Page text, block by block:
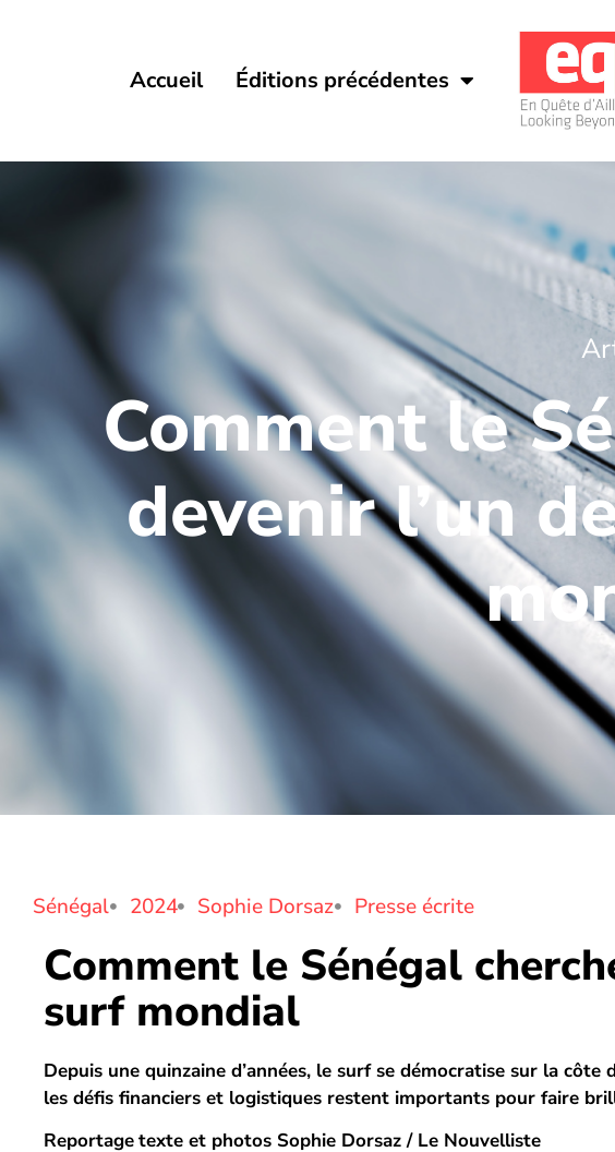
Accueil Éditions précédentes
Comment le
devenir l’un
Sénégal 2024 Sophie Dorsaz Presse écrite
Comment le Sénégal
surf mondial
Depuis une quinzaine d’années, le surf se démocratise sur la
les défis financiers et logistiques restent importants pour faire
Reportagetexte et photos Sophie Dorsaz / Le Nouvelliste